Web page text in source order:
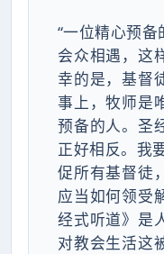
“一位精心预
会众相遇，这
幸的是，基督
事上，牧师是
预备的人。圣
正好相反。我
促所有基督徒
应当如何领受
经式听道》是
对教会生活这